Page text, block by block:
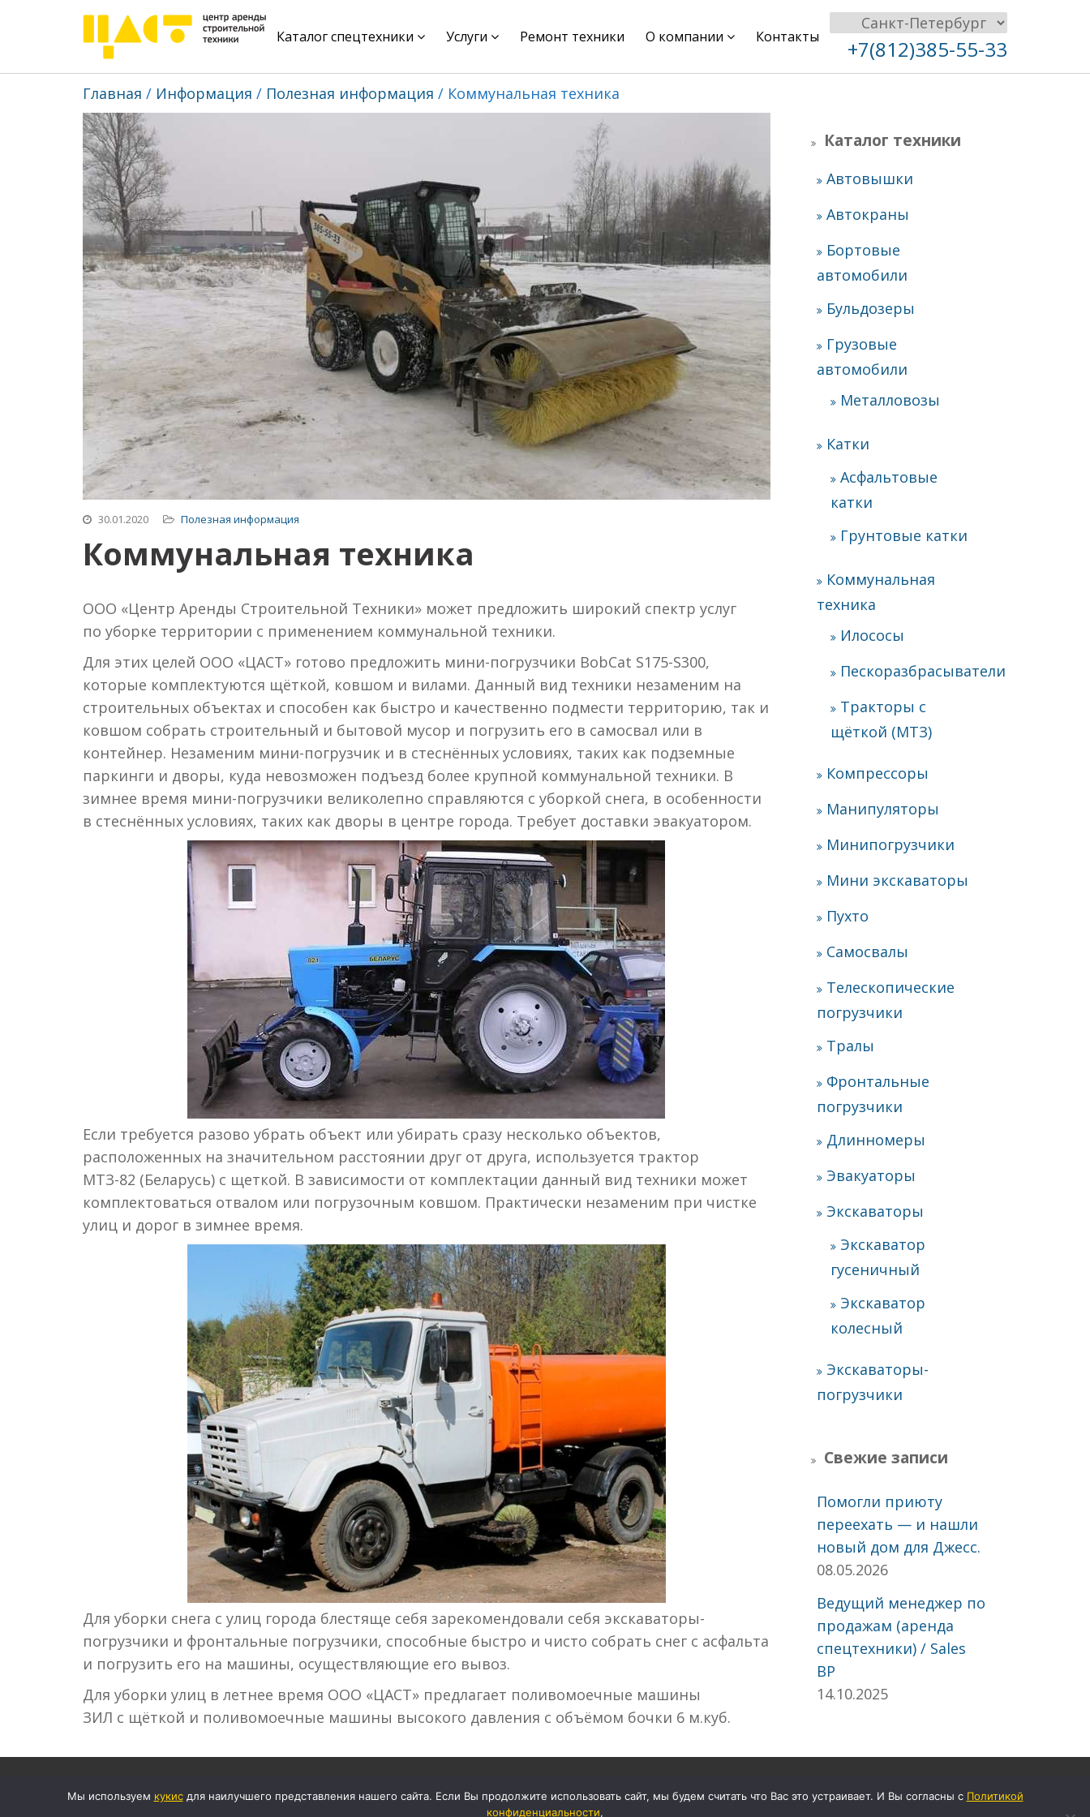
Каталог спецтехники Услуги Ремонт техники О компании Контакты +7(812)385-55-33
Главная Информация Полезная информация Коммунальная техника
30.01.2020 Полезная информация
Коммунальная техника
ООО «Центр Аренды Строительной Техники» может предложить широкий спектр услуг
по уборке территории с применением коммунальной техники.
Для этих целей ООО «ЦАСТ» готово предложить мини-погрузчики BobCat S175-S300,
которые комплектуются щёткой, ковшом и вилами. Данный вид техники незаменим на
строительных объектах и способен как быстро и качественно подмести территорию, так и
ковшом собрать строительный и бытовой мусор и погрузить его в самосвал или в
контейнер. Незаменим мини-погрузчик и в стеснённых условиях, таких как подземные
паркинги и дворы, куда невозможен подъезд более крупной коммунальной техники. В
зимнее время мини-погрузчики великолепно справляются с уборкой снега, в особенности
в стеснённых условиях, таких как дворы в центре города. Требует доставки эвакуатором.
Если требуется разово убрать объект или убирать сразу несколько объектов,
расположенных на значительном расстоянии друг от друга, используется трактор
МТЗ-82 (Беларусь) с щеткой. В зависимости от комплектации данный вид техники может
комплектоваться отвалом или погрузочным ковшом. Практически незаменим при чистке
улиц и дорог в зимнее время.
Для уборки cнега с улиц города блестяще себя зарекомендовали себя экскаваторы-
погрузчики и фронтальные погрузчики, способные быстро и чисто собрать снег с асфальта
и погрузить его на машины, осуществляющие его вывоз.
Для уборки улиц в летнее время ООО «ЦАСТ» предлагает поливомоечные машины
ЗИЛ с щёткой и поливомоечные машины высокого давления с объёмом бочки 6 м.куб.
Каталог техники
Автовышки
Автокраны
Бортовые
автомобили
Бульдозеры
Грузовые
автомобили
Металловозы
Катки
Асфальтовые
катки
Грунтовые катки
Коммунальная
техника
Илососы
Пескоразбрасыватели
Тракторы с
щёткой (МТЗ)
Компрессоры
Манипуляторы
Минипогрузчики
Мини экскаваторы
Пухто
Самосвалы
Телескопические
погрузчики
Тралы
Фронтальные
погрузчики
Длинномеры
Эвакуаторы
Экскаваторы
Экскаватор
гусеничный
Экскаватор
колесный
Экскаваторы-
погрузчики
Свежие записи
Помогли приюту
переехать — и нашли
новый дом для Джесс.
08.05.2026
Ведущий менеджер по
продажам (аренда
спецтехники) / Sales
BP
14.10.2025
Мы используем кукиcдля наилучшего представления нашего сайта. Если Вы продолжите использовать сайт, мы будем считать что Вас это устраивает. И Вы согласны с Политикой
конфиденциальности,